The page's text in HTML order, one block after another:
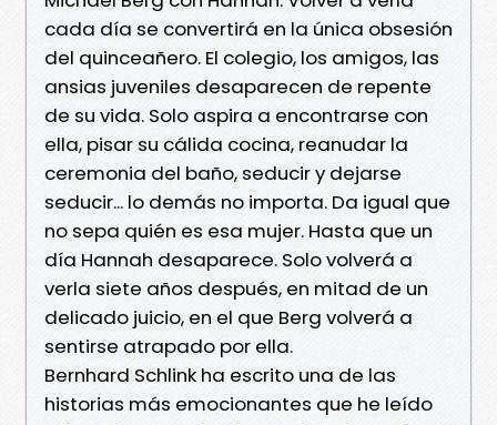
cada día se convertirá en la única obsesión
del quinceañero. El colegio, los amigos, las
ansias juveniles desaparecen de repente
de su vida. Solo aspira a encontrarse con
ella, pisar su cálida cocina, reanudar la
ceremonia del baño, seducir y dejarse
seducir... lo demás no importa. Da igual que
no sepa quién es esa mujer. Hasta que un
día Hannah desaparece. Solo volverá a
verla siete años después, en mitad de un
delicado juicio, en el que Berg volverá a
sentirse atrapado por ella.
Bernhard Schlink ha escrito una de las
historias más emocionantes que he leído